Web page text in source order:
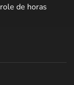
de horas